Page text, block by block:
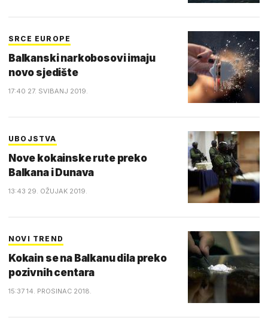
SRCE EUROPE
Balkanski narkobosovi imaju
novo sjedište
17:40 27. SVIBANJ 2019.
UBOJSTVA
Nove kokainske rute preko
Balkana i Dunava
13:43 29. OŽUJAK 2019.
NOVI TREND
Kokain se na Balkanu dila preko
pozivnih centara
15:37 14. PROSINAC 2018.